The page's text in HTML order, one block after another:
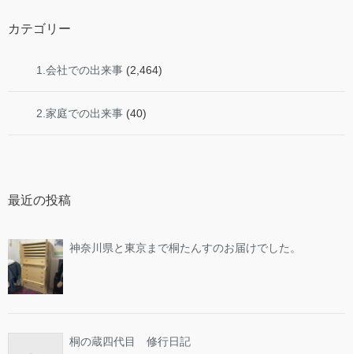
カテゴリー
1.会社での出来事 (2,464)
2.家庭での出来事 (40)
最近の投稿
神奈川県と東京まで桐たんすのお届けでした。
桐の蔵四代目 修行日記